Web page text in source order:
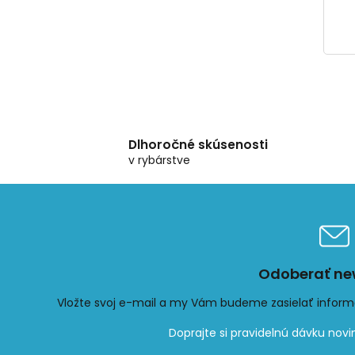
Dlhoročné skúsenosti
v rybárstve
Odoberať
Vložte svoj e-mail a my Vám budeme zasielať